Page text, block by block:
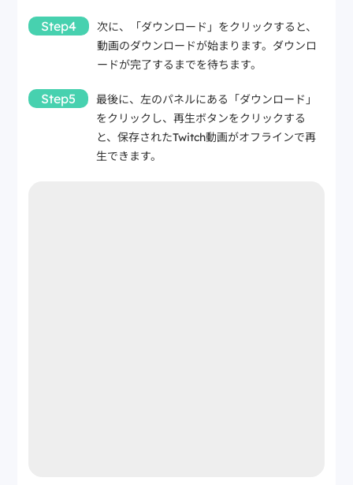
Step4
次に、「ダウンロード」をクリックすると、
動画のダウンロードが始まります。ダウンロ
ードが完了するまでを待ちます。
Step5
最後に、左のパネルにある「ダウンロード」
をクリックし、再生ボタンをクリックする
と、保存されたTwitch動画がオフラインで再
生できます。